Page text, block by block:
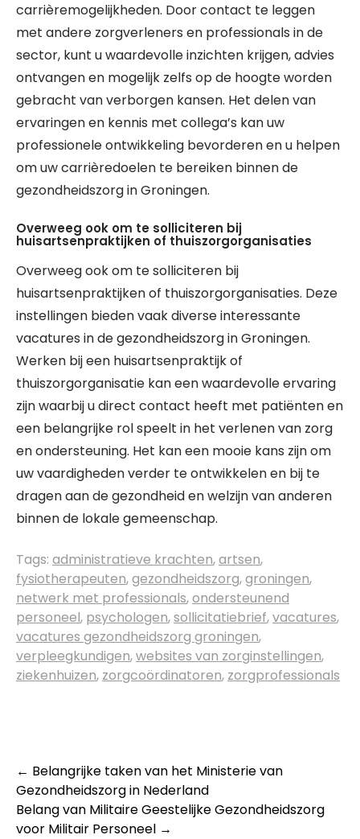
carrièremogelijkheden. Door contact te leggen
met andere zorgverleners en professionals in de
sector, kunt u waardevolle inzichten krijgen, advies
ontvangen en mogelijk zelfs op de hoogte worden
gebracht van verborgen kansen. Het delen van
ervaringen en kennis met collega’s kan uw
professionele ontwikkeling bevorderen en u helpen
om uw carrièredoelen te bereiken binnen de
gezondheidszorg in Groningen.
Overweeg ook om te solliciteren bij
huisartsenpraktijken of thuiszorgorganisaties
Overweeg ook om te solliciteren bij
huisartsenpraktijken of thuiszorgorganisaties. Deze
instellingen bieden vaak diverse interessante
vacatures in de gezondheidszorg in Groningen.
Werken bij een huisartsenpraktijk of
thuiszorgorganisatie kan een waardevolle ervaring
zijn waarbij u direct contact heeft met patiënten en
een belangrijke rol speelt in het verlenen van zorg
en ondersteuning. Het kan een mooie kans zijn om
uw vaardigheden verder te ontwikkelen en bij te
dragen aan de gezondheid en welzijn van anderen
binnen de lokale gemeenschap.
Tags: administratieve krachten,artsen,
fysiotherapeuten,gezondheidszorg,groningen,
netwerk met professionals,ondersteunend
personeel, psychologen,sollicitatiebrief,vacatures,
vacatures gezondheidszorg groningen,
verpleegkundigen,websites van zorginstellingen,
ziekenhuizen, zorgcoördinatoren, zorgprofessionals
Post
navigation
← Belangrijke taken van het Ministerie van
Gezondheidszorg in Nederland
Belang van Militaire Geestelijke Gezondheidszorg
voor Militair Personeel →